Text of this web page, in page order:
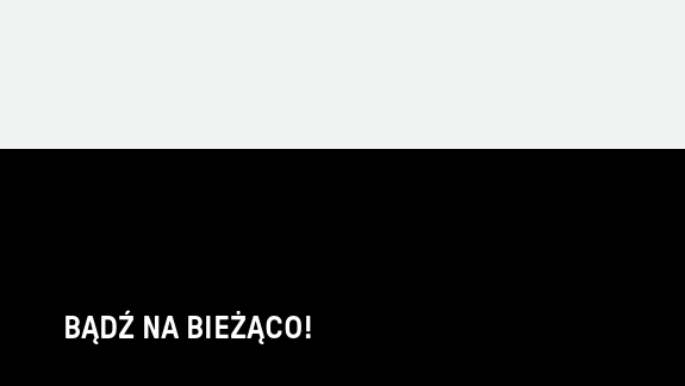
BĄDŹ NA BIEŻĄCO!